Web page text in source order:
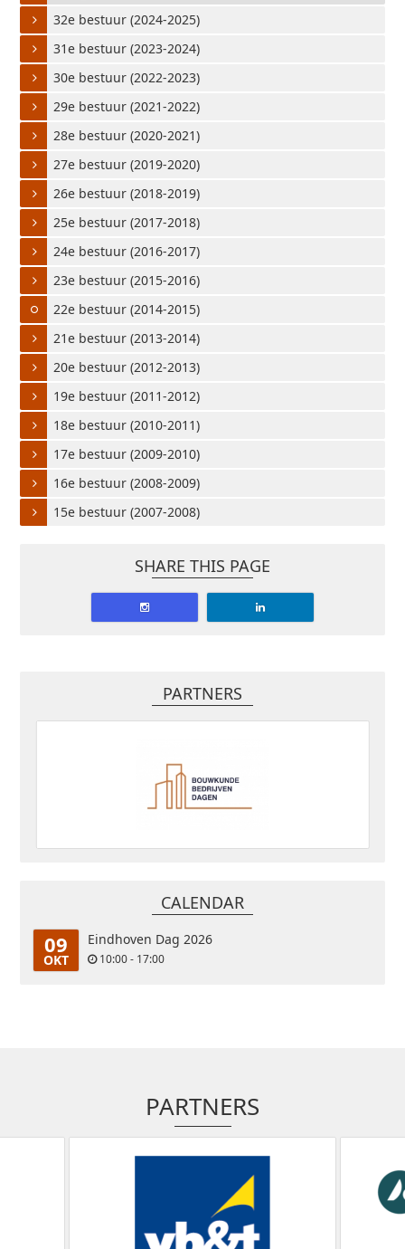
32e bestuur (2024-2025)
31e bestuur (2023-2024)
30e bestuur (2022-2023)
29e bestuur (2021-2022)
28e bestuur (2020-2021)
27e bestuur (2019-2020)
26e bestuur (2018-2019)
25e bestuur (2017-2018)
24e bestuur (2016-2017)
23e bestuur (2015-2016)
22e bestuur (2014-2015)
21e bestuur (2013-2014)
20e bestuur (2012-2013)
19e bestuur (2011-2012)
18e bestuur (2010-2011)
17e bestuur (2009-2010)
16e bestuur (2008-2009)
15e bestuur (2007-2008)
SHARE THIS PAGE
PARTNERS
CALENDAR
09
OKT
Eindhoven Dag 2026
10:00 - 17:00
PARTNERS